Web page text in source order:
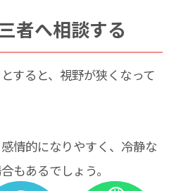
者へ相談する
すると、視野が狭くなって
情的になりやすく、冷静な
もあるでしょう。